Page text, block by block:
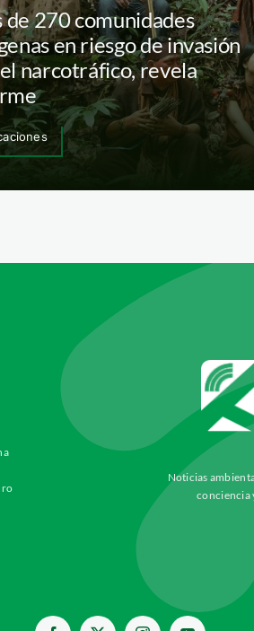
de 270 comunidades
en riesgo de invasión
narcotráfico, revela
Noticias
conciencia